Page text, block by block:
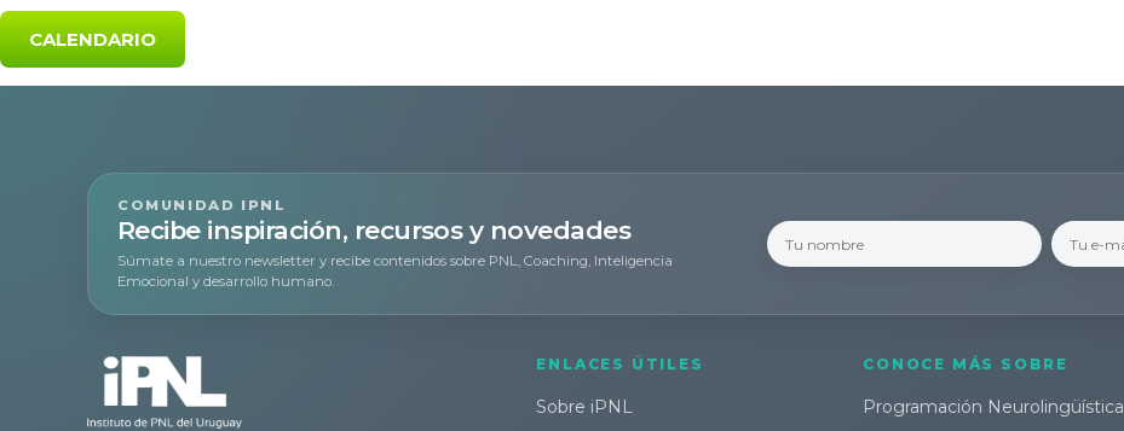
CALENDARIO
COMUNIDAD IPNL
Recibe inspiración, recursos y novedades
Súmate a nuestro newsletter y recibe contenidos sobre PNL, Coaching, Inteligencia
Emocional y desarrollo humano.
ENLACES ÚTILES
Sobre iPNL
CONOCE MÁS SOBRE
Programación Neurolingüística